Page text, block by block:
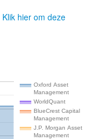
Klik hier om deze
Oxford Asset
Management
WorldQuant
BlueCrest Capital
Management
J.P. Morgan Asset
Management